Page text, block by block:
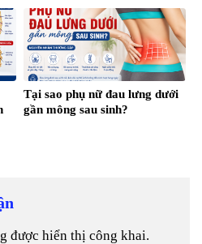
Tại sao phụ nữ đau lưng dưới
gần mông sau sinh?
được hiển thị công khai.